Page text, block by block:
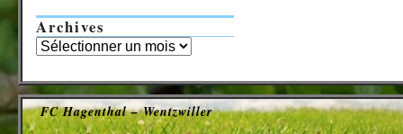
Archives
FC Hagenthal – Wentzwiller